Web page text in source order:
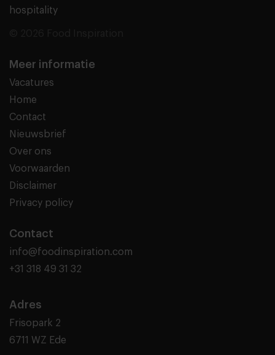
hospitality
Meer informatie
Vacatures
Home
Contact
Nieuwsbrief
Over ons
Voorwaarden
Disclaimer
Privacy policy
Contact
info@foodinspiration.com
+31 318 49 31 32
Adres
Frisopark 2
6711 WZ Ede